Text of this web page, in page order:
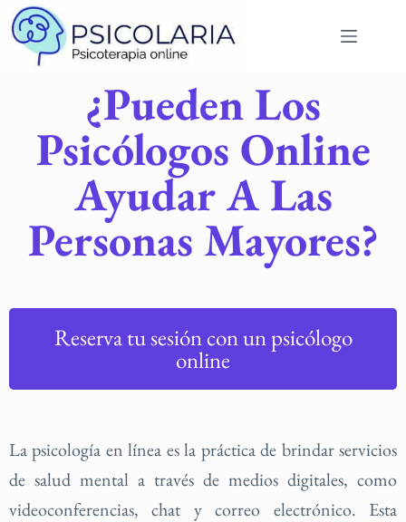
¿Pueden Los
Psicólogos Online
Ayudar A Las
Personas Mayores?
Reserva tu sesión con un psicólogo
online
La psicología en línea es la práctica de brindar servicios
de salud mental a través de medios digitales, como
videoconferencias, chat y correo electrónico. Esta